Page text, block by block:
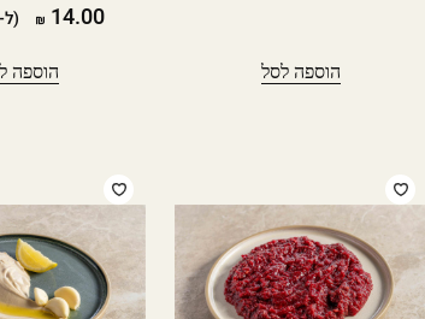
הוספה לסל
14.00 (ל-100 גרם)
הוספה